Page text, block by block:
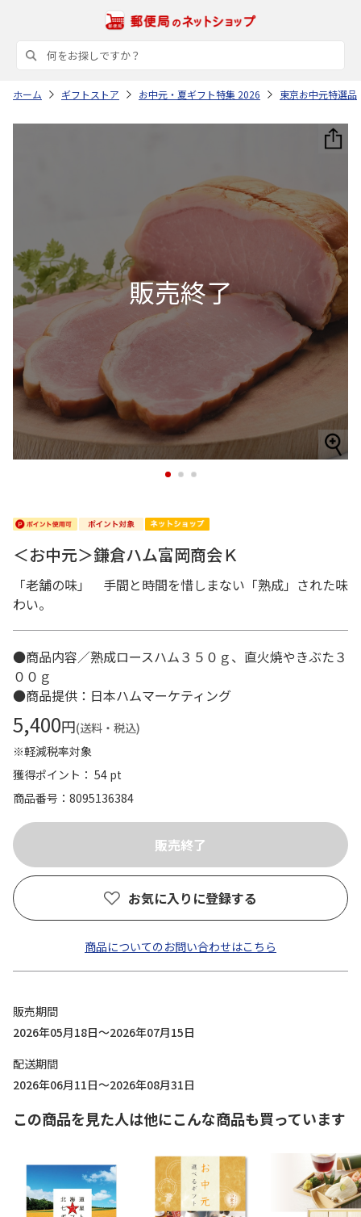
ホーム ギフトストア お中元・夏ギフト特集 2026 東京お中元特選品
1 2 3
＜お中元＞鎌倉ハム富岡商会Ｋ
「老舗の味」 手間と時間を惜しまない「熟成」された味
わい。
●商品内容／熟成ロースハム３５０ｇ、直火焼やきぶた３
００ｇ
●商品提供：日本ハムマーケティング
5,400円(送料・税込)
※軽減税率対象
獲得ポイント： 54 pt
商品番号
8095136384
お気に入りに登録する
商品についてのお問い合わせはこちら
販売期間
2026年05月18日～2026年07月15日
配送期間
2026年06月11日～2026年08月31日
この商品を見た人は他にこんな商品も買っています